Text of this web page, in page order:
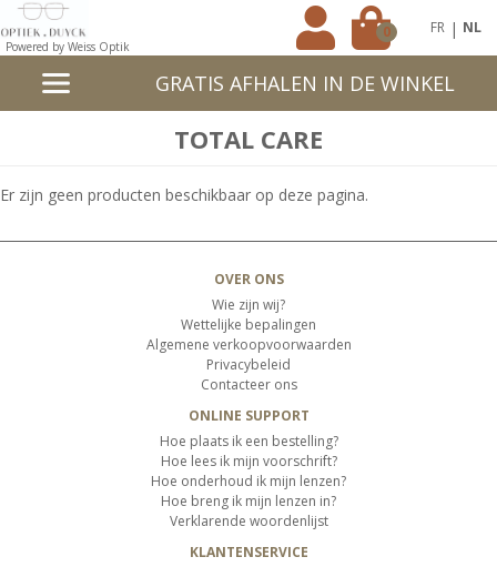
Powered by Weiss Optik
0 FR | NL
GRATIS AFHALEN IN DE WINKEL
TOTAL CARE
Er zijn geen producten beschikbaar op deze pagina.
OVER ONS
Wie zijn wij?
Wettelijke bepalingen
Algemene verkoopvoorwaarden
Privacybeleid
Contacteer ons
ONLINE SUPPORT
Hoe plaats ik een bestelling?
Hoe lees ik mijn voorschrift?
Hoe onderhoud ik mijn lenzen?
Hoe breng ik mijn lenzen in?
Verklarende woordenlijst
KLANTENSERVICE